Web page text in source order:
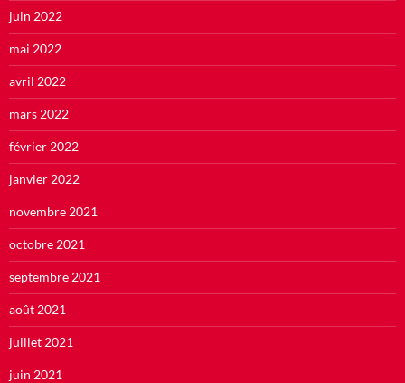
juin 2022
mai 2022
avril 2022
mars 2022
février 2022
janvier 2022
novembre 2021
octobre 2021
septembre 2021
août 2021
juillet 2021
juin 2021